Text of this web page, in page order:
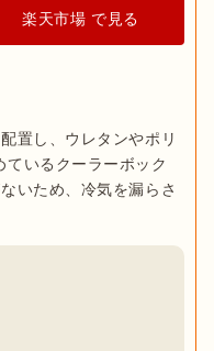
楽天市場 で見る
置し、ウレタンやポリ
ているクーラーボック
いため、冷気を漏らさ